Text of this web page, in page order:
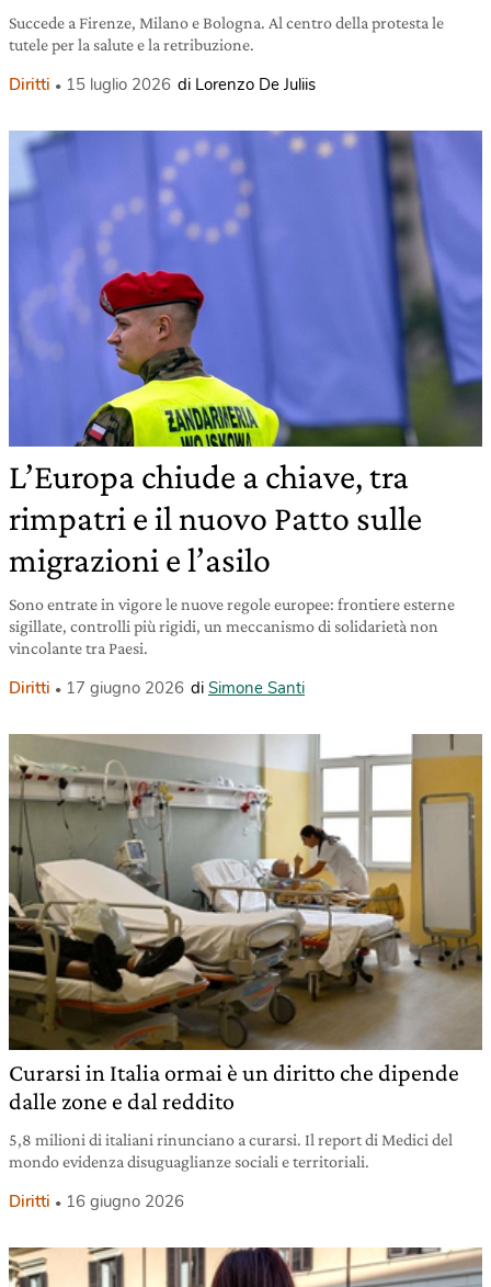
Succede a Firenze, Milano e Bologna. Al centro della protesta le
tutele per la salute e la retribuzione.
Diritti 15 luglio 2026 di Lorenzo De Juliis
L’Europa chiude a chiave, tra
rimpatri e il nuovo Patto sulle
migrazioni e l’asilo
Sono entrate in vigore le nuove regole europee: frontiere esterne
sigillate, controlli più rigidi, un meccanismo di solidarietà non
vincolante tra Paesi.
Diritti 17 giugno 2026 di Simone Santi
Curarsi in Italia ormai è un diritto che dipende
dalle zone e dal reddito
5,8 milioni di italiani rinunciano a curarsi. Il report di Medici del
mondo evidenza disuguaglianze sociali e territoriali.
Diritti 16 giugno 2026